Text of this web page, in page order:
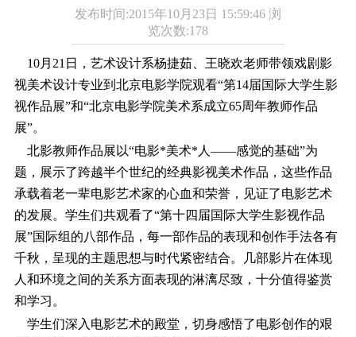
发布时间:2015年10月23日 15:59:46 浏
览次数:178
10月21日，艺术设计系杨捷茹、王晓欢老师带领戏剧影
视美术设计专业到北京电影学院观看“第14届国际大学生影
视作品展”和“北京电影学院美术系成立65周年教师作品
展”。
北影教师作品展以“电影*美术*人――感觉的基础”为
题，展示了跨越半个世纪的经典影视美术作品，这些作品
承载着老一辈电影艺术家的心血和荣誉，见证了电影艺术
的发展。学生们共观看了“第十四届国际大学生影视作品
展”国际组的八部作品，每一部作品的表现和创作手法各有
千秋，呈现的主题思想与时代紧密结合。几部影片在体现
人和环境之间的关系方面表现的淋漓尽致，十分值得鉴赏
和学习。
学生们深入电影艺术的殿堂，切身感悟了电影创作的艰